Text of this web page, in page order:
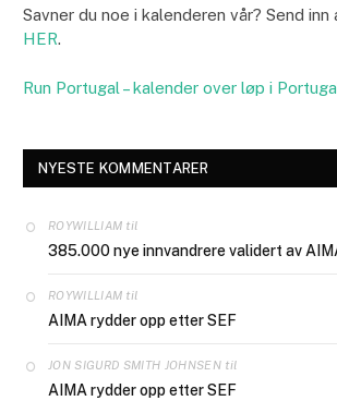
Savner du noe i kalenderen vår? Send
HER.
Run Portugal – kalender over løp i
NYESTE KOMMENTARER
ROYWILLIAM til
385.000 nye innvandrere validert av
ROYWILLIAM til
AIMA rydder opp etter SEF
JON SIGURD SMITH JOHNSENtil
AIMA rydder opp etter SEF